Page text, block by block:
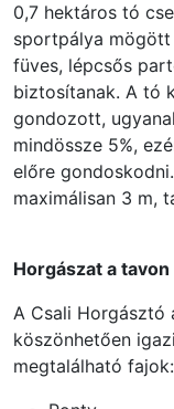
0,7 hektáros tó
sportpálya
füves, lépcsős
biztosítanak. A tó
gondozott,
mindössze 5%,
előre
maximálisan 3 m,
Horgászat a tavon
A Csali Horgásztó
köszönhetően
megtalálható fajok: